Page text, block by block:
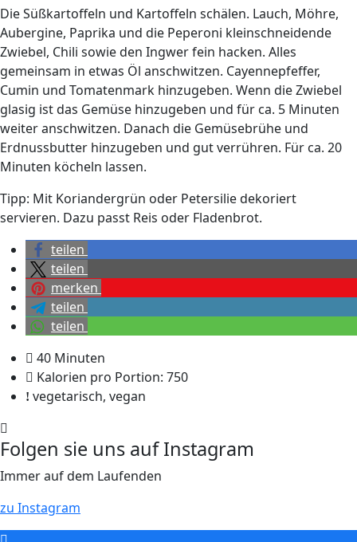
Die Süßkartoffeln und Kartoffeln schälen. Lauch, Möhre,
Aubergine, Paprika und die Peperoni kleinschneidende
Zwiebel, Chili sowie den Ingwer fein hacken. Alles
gemeinsam in etwas Öl anschwitzen. Cayennepfeffer,
Cumin und Tomatenmark hinzugeben. Wenn die Zwiebel
glasig ist das Gemüse hinzugeben und für ca. 5 Minuten
weiter anschwitzen. Danach die Gemüsebrühe und
Erdnussbutter hinzugeben und gut verrühren. Für ca. 20
Minuten köcheln lassen.
Tipp: Mit Koriandergrün oder Petersilie dekoriert
servieren. Dazu passt Reis oder Fladenbrot.
teilen
teilen
merken
teilen
teilen
40 Minuten
Kalorien pro Portion: 750
vegetarisch, vegan
Folgen sie uns auf Instagram
Immer auf dem Laufenden
zu Instagram